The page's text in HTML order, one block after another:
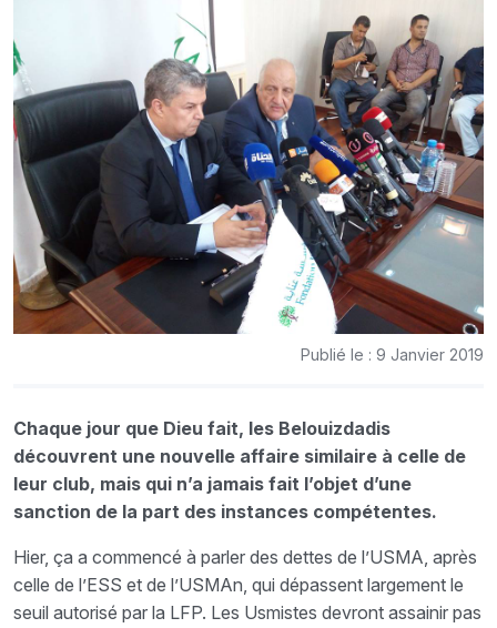
Publié le : 9 Janvier 2019
Chaque jour que Dieu fait, les Belouizdadis
découvrent une nouvelle affaire similaire à celle de
leur club, mais qui n’a jamais fait l’objet d’une
sanction de la part des instances compétentes.
Hier, ça a commencé à parler des dettes de l’USMA, après
celle de l’ESS et de l’USMAn, qui dépassent largement le
seuil autorisé par la LFP. Les Usmistes devront assainir pas